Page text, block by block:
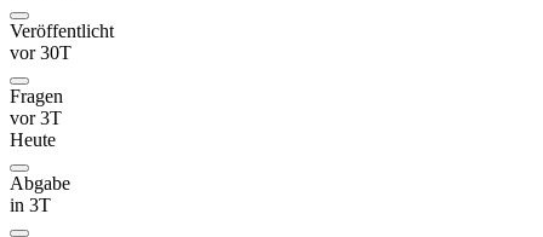
Veröffentlicht
vor 30T
Fragen
vor 3T
Heute
Abgabe
in 3T